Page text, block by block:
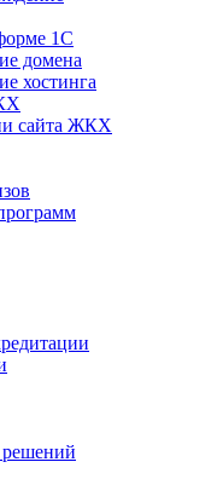
1С
домена
хостинга
сайта ЖКХ